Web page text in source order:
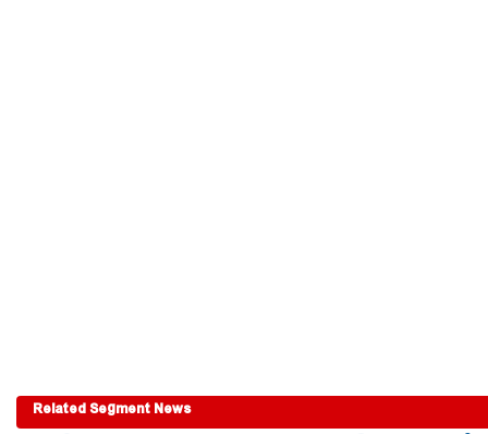
Related Segment News